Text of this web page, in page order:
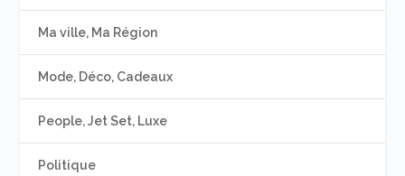
Ma ville, Ma Région
Mode, Déco, Cadeaux
People, Jet Set, Luxe
Politique